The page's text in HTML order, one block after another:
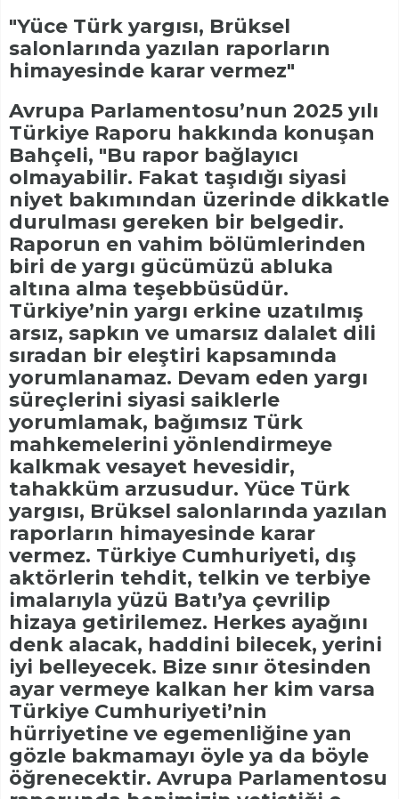
"Yüce Türk yargısı, Brüksel
salonlarında yazılan raporların
himayesinde karar vermez"
Avrupa Parlamentosu’nun 2025 yılı
Türkiye Raporu hakkında konuşan
Bahçeli, "Bu rapor bağlayıcı
olmayabilir. Fakat taşıdığı siyasi
niyet bakımından üzerinde dikkatle
durulması gereken bir belgedir.
Raporun en vahim bölümlerinden
biri de yargı gücümüzü abluka
altına alma teşebbüsüdür.
Türkiye’nin yargı erkine uzatılmış
arsız, sapkın ve umarsız dalalet dili
sıradan bir eleştiri kapsamında
yorumlanamaz. Devam eden yargı
süreçlerini siyasi saiklerle
yorumlamak, bağımsız Türk
mahkemelerini yönlendirmeye
kalkmak vesayet hevesidir,
tahakküm arzusudur. Yüce Türk
yargısı, Brüksel salonlarında yazılan
raporların himayesinde karar
vermez. Türkiye Cumhuriyeti, dış
aktörlerin tehdit, telkin ve terbiye
imalarıyla yüzü Batı’ya çevrilip
hizaya getirilemez. Herkes ayağını
denk alacak, haddini bilecek, yerini
iyi belleyecek. Bize sınır ötesinden
ayar vermeye kalkan her kim varsa
Türkiye Cumhuriyeti’nin
hürriyetine ve egemenliğine yan
gözle bakmamayı öyle ya da böyle
öğrenecektir. Avrupa Parlamentosu